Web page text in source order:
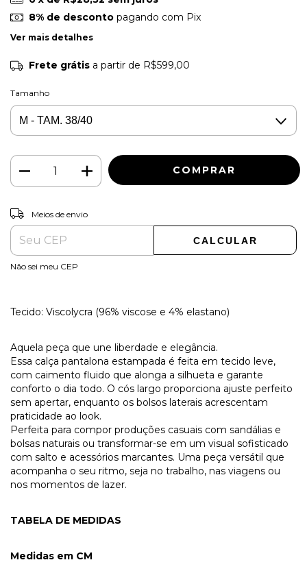
8% de descontopagando com Pix
Ver mais detalhes
Frete grátis a partir de R$599,00
Tamanho
Entregas para o CEP:
Meios de envio
CALCULAR
Não sei meu CEP
Tecido: Viscolycra (96% viscose e 4% elastano)
Aquela peça que une liberdade e elegância.
Essa calça pantalona estampada é feita em tecido leve,
com caimento fluido que alonga a silhueta e garante
conforto o dia todo. O cós largo proporciona ajuste perfeito
sem apertar, enquanto os bolsos laterais acrescentam
praticidade ao look.
Perfeita para compor produções casuais com sandálias e
bolsas naturais ou transformar-se em um visual sofisticado
com salto e acessórios marcantes. Uma peça versátil que
acompanha o seu ritmo, seja no trabalho, nas viagens ou
nos momentos de lazer.
TABELA DE MEDIDAS
Medidas em CM